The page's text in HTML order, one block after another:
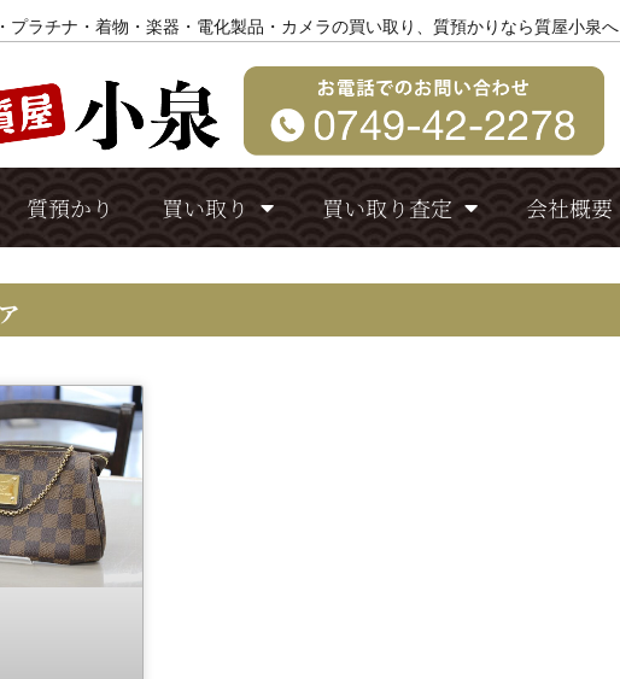
プラチナ・着物・楽器・電化製品・カメラの買い取り、質預かりなら質屋小泉へ
質預かり 買い取り 買い取り査定 会社概要